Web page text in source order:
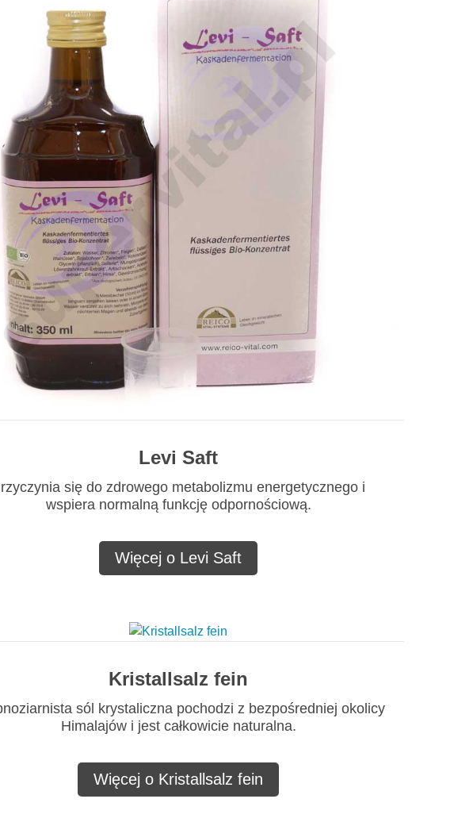
Levi Saft
się do zdrowego metabolizmu energetycznego i
wspiera normalną funkcję odpornościową.
Więcej o Levi Saft
Kristallsalz fein
sól krystaliczna pochodzi z bezpośredniej okolicy
Himalajów i jest całkowicie naturalna.
Więcej o Kristallsalz fein